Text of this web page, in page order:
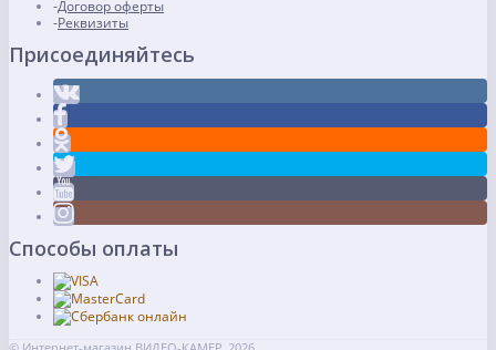
Договор оферты
Реквизиты
Присоединяйтесь
Способы оплаты